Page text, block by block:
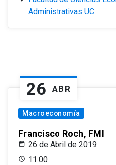
Administrativas UC
26 ABR
Macroeconomía
Francisco Roch, FMI
26 de Abril de 2019
11:00